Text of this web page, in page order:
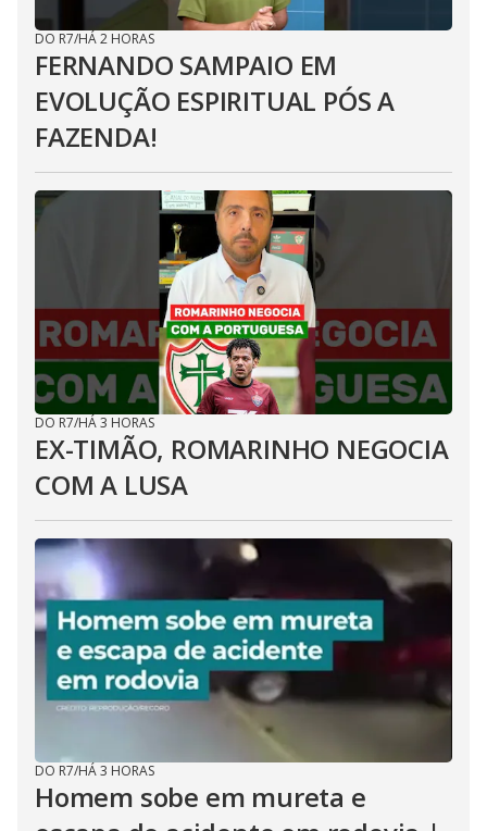
DO R7/HÁ 2 HORAS
FERNANDO SAMPAIO EM
EVOLUÇÃO ESPIRITUAL PÓS A
FAZENDA!
DO R7/HÁ 3 HORAS
EX-TIMÃO, ROMARINHO NEGOCIA
COM A LUSA
DO R7/HÁ 3 HORAS
Homem sobe em mureta e